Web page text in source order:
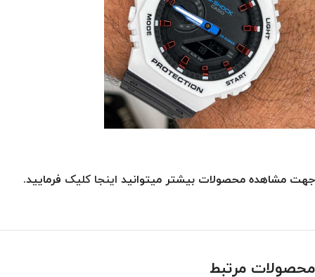
جهت مشاهده محصولات بیشتر میتوانید اینجا کلیک فرمایید.
محصولات مرتبط